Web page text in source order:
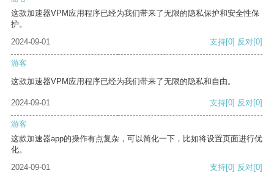
这款加速器VPM应用程序已经为我们带来了无限的隐私保护和安全性保
护。
2024-09-01
支持[0] 反对[0]
游客
这款加速器VPM应用程序已经为我们带来了无限的隐私和自由。
2024-09-01 支持[0] 反对[0]
游客
这款加速器app的操作有点复杂，可以简化一下，比如将设置页面进行优
化。
2024-09-01
支持[0] 反对[0]